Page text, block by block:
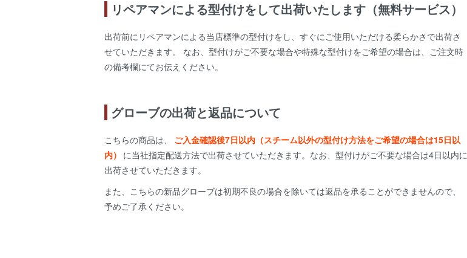
リペアマンによる型付けをして出荷いたします（無料サービス）
出荷前にリペアマンによる当店標準の型付けをし、すぐにご使用いただける柔らかさで出荷さ
せていただきます。 なお、型付けがご不要な場合や特殊な型付けをご希望の場合は、ご注文時
の備考欄にてお伝えください。
グローブの出荷と返品について
こちらの商品は、
ご入金確認後7日以内（スチーム以外の型付け方法をご希望の場合は15日以
内） に当社指定配送方法で出荷させていただきます。なお、型付けがご不要な場合は4日以内に
出荷させていただきます。
また、こちらの新品グローブは初期不良の場合を除いては返品を承ることができませんので、
予めご了承ください。